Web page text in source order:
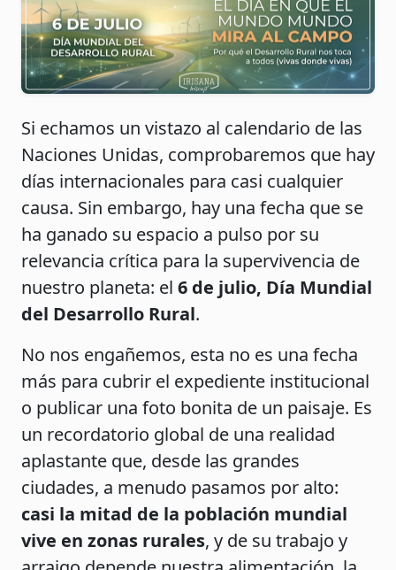
Si echamos un vistazo al calendario de las
Naciones Unidas, comprobaremos que hay
días internacionales para casi cualquier
causa. Sin embargo, hay una fecha que se
ha ganado su espacio a pulso por su
relevancia crítica para la supervivencia de
nuestro planeta: el 6 de julio, Día Mundial
del Desarrollo Rural.
No nos engañemos, esta no es una fecha
más para cubrir el expediente institucional
o publicar una foto bonita de un paisaje. Es
un recordatorio global de una realidad
aplastante que, desde las grandes
ciudades, a menudo pasamos por alto:
casi la mitad de la población mundial
vive en zonas rurales, y de su trabajo y